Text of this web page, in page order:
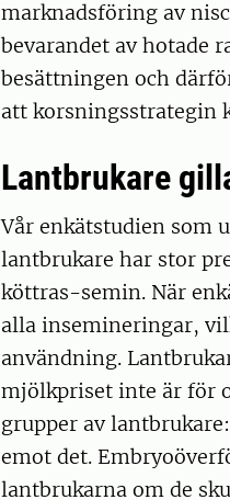
marknadsföring av
bevarandet av hotade
besättningen och
att korsningsstrategin
Lantbrukare
Vår enkätstudien som
lantbrukare har stor
köttras-semin. När
alla insemineringar,
användning.
mjölkpriset inte är för
grupper av
emot det.
lantbrukarna om de